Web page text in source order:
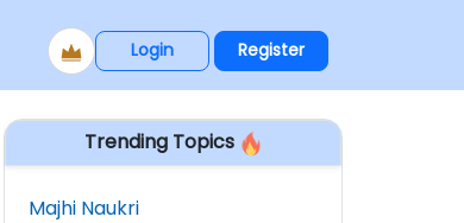
Login Register
Trending Topics
Majhi Naukri